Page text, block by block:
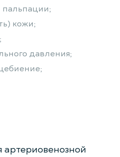
пальпации;
кожи;
давления;